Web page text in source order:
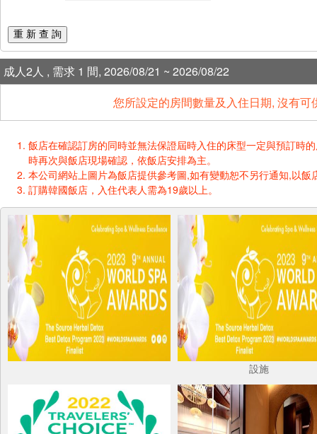
重 新 查 詢
成人2人 , 需求 1 間, 2026/08/21 ~ 2026/08/22
您所設定的房間數量及入住日期, 沒有
飯店在確認訂房的同時並無法保證屆時入住的床型一定與預訂時
時再次與飯店現場確認，依飯店安排為主。
本公司網站上圖片為飯店提供參考圖,如有變動恕不另行通知,以飯
訂購韓國飯店，入住代表人需為19歲以上。
設施